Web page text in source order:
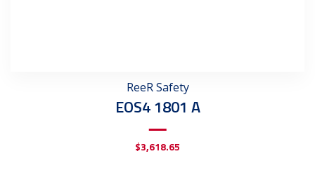
ReeR Safety
EOS4 1801 A
$3,618.65